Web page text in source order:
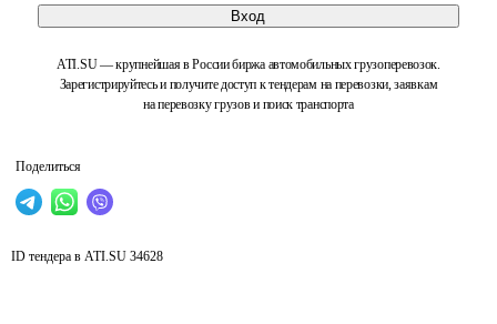
Вход
ATI.SU — крупнейшая в России биржа автомобильных грузоперевозок.
Зарегистрируйтесь и получите доступ к тендерам на перевозки, заявкам
на перевозку грузов и поиск транспорта
Поделиться
ID тендера в ATI.SU 34628